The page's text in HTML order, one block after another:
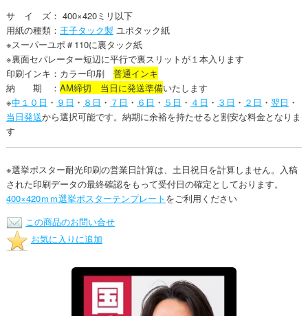
サ イ ズ： 400×420ミリ以下
用紙の種類： 王子タック製 ユポタック紙
※スーパーユポ＃110に裏タック紙
※裏面セパレーター短辺に平行で裏スリットが１本入ります
印刷インキ：カラー印刷 普通インキ
納 期 ： AM締切 当日に発送準備いたします
※中１０日 ・ ９日 ・ ８日 ・ ７日 ・ ６日 ・ ５日 ・ ４日 ・ ３日 ・ ２日 ・ 翌日 ・
当日発送から選択可能です。納期に余裕を持たせると割安な料金となりま
す
※選挙ポスター耐光印刷の営業日計算は、土日祝日を計算しません。入稿
された印刷データの最終確認をもって受付日の確定としております。
400×420ｍｍ選挙ポスターテンプレート をご利用ください
この商品のお問い合せ
お気に入りに追加